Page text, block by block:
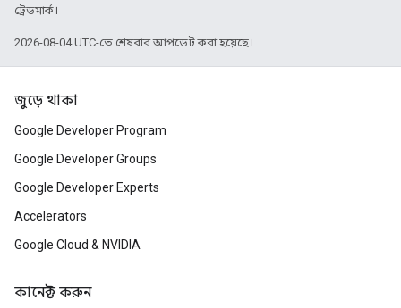
ট্রেডমার্ক।
2026-08-04 UTC-তে শেষবার আপডেট করা হয়েছে।
জুড়ে থাকা
Google Developer Program
Google Developer Groups
Google Developer Experts
Accelerators
Google Cloud & NVIDIA
কানেক্ট করুন